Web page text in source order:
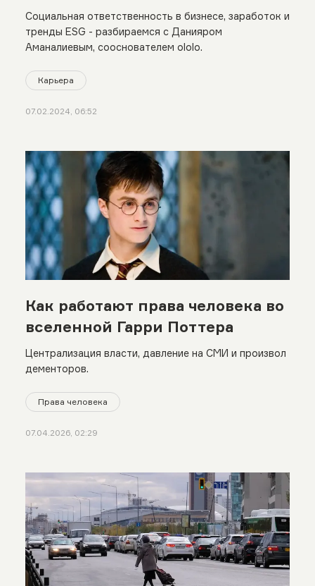
Социальная ответственность в бизнесе, заработок и
тренды ESG - разбираемся с Данияром
Аманалиевым, сооснователем ololo.
Карьера
07.02.2024, 06:52
Как работают права человека во
вселенной Гарри Поттера
Централизация власти, давление на СМИ и произвол
дементоров.
Права человека
07.04.2026, 02:29